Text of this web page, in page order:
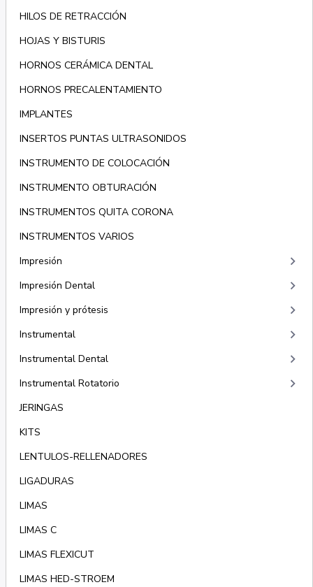
HILOS DE RETRACCIÓN
HOJAS Y BISTURIS
HORNOS CERÁMICA DENTAL
HORNOS PRECALENTAMIENTO
IMPLANTES
INSERTOS PUNTAS ULTRASONIDOS
INSTRUMENTO DE COLOCACIÓN
INSTRUMENTO OBTURACIÓN
INSTRUMENTOS QUITA CORONA
INSTRUMENTOS VARIOS
Impresión
keyboard_arrow_right
Impresión Dental keyboard_arrow_right
Impresión y prótesis keyboard_arrow_right
Instrumental keyboard_arrow_right
Instrumental Dental keyboard_arrow_right
Instrumental Rotatorio keyboard_arrow_right
JERINGAS
KITS
LENTULOS-RELLENADORES
LIGADURAS
LIMAS
LIMAS C
LIMAS FLEXICUT
LIMAS HED-STROEM